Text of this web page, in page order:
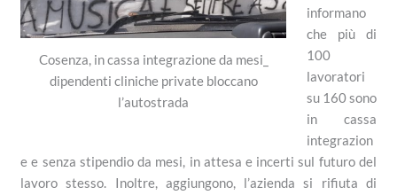
Cosenza, in cassa integrazione da mesi_
dipendenti cliniche private bloccano
l’autostrada
informano
che più di
100
lavoratori
su 160 sono
in cassa
integrazion
e e senza stipendio da mesi, in attesa e incerti sul futuro del
lavoro stesso. Inoltre, aggiungono, l’azienda si rifiuta di